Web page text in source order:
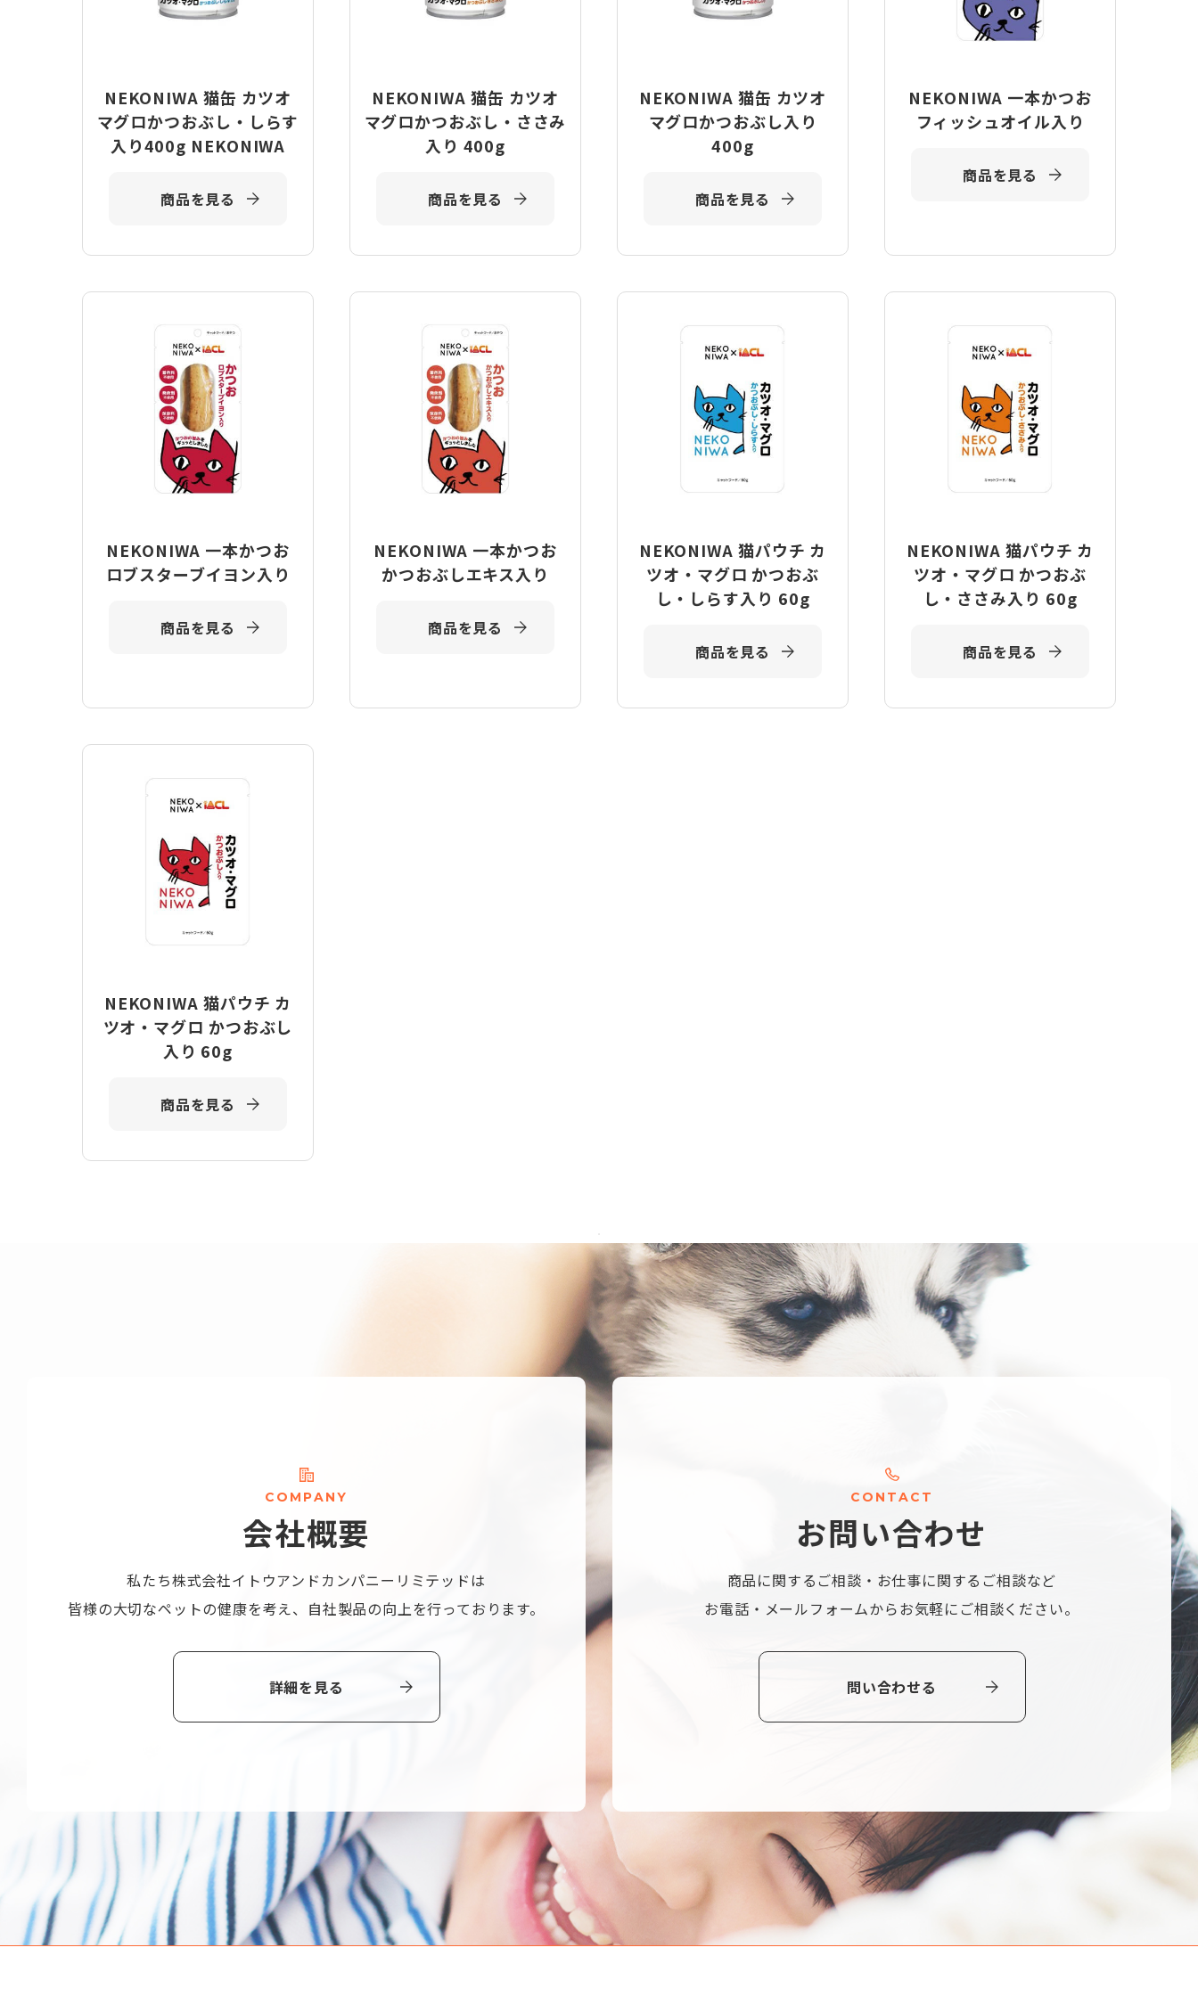
NEKONIWA 猫缶 カツオ
マグロかつおぶし・しらす
入り400g NEKONIWA
商品を見る
NEKONIWA 猫缶 カツオ
マグロかつおぶし・ささみ
入り 400g
商品を見る
NEKONIWA 猫缶 カツオ
マグロかつおぶし入り
400g
商品を見る
NEKONIWA 一本かつお
フィッシュオイル入り
商品を見る
NEKONIWA 一本かつお
ロブスターブイヨン入り
商品を見る
NEKONIWA 一本かつお
かつおぶしエキス入り
商品を見る
NEKONIWA 猫パウチ カ
ツオ・マグロ かつおぶ
し・しらす入り 60g
商品を見る
NEKONIWA 猫パウチ カ
ツオ・マグロ かつおぶ
し・ささみ入り 60g
商品を見る
NEKONIWA 猫パウチ カ
ツオ・マグロ かつおぶし
入り 60g
商品を見る
C O M PANY
会社概要
私たち株式会社イトウアンドカンパニーリミテッドは
皆様の大切なペットの健康を考え、 自社製品の向上を行っております。
詳細を見る
C O N TAC T
お問い合わせ
商品に関するご相談・ お仕事に関するご相談など
お電話・メールフォームからお気軽にご相談ください。
問い合わせる